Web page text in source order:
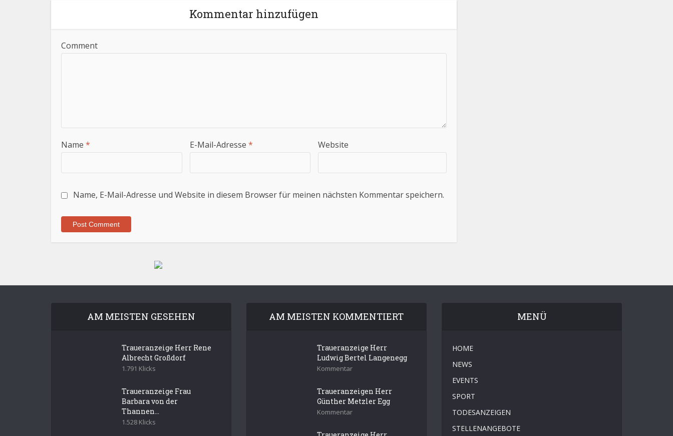
Kommentar hinzufügen
Comment
Name * E-Mail-Adresse * Website
Name, E-Mail-Adresse und Website in diesem Browser für meinen nächsten Kommentar speichern.
AM MEISTEN GESEHEN
Traueranzeige Herr Rene
Albrecht Großdorf
1.791 Klicks
Traueranzeige Frau
Barbara von der
Thannen...
1.528 Klicks
AM MEISTEN KOMMENTIERT
Traueranzeige Herr
Ludwig Bertel Langenegg
Kommentar
Traueranzeigen Herr
Günther Metzler Egg
Kommentar
MENÜ
HOME
NEWS
EVENTS
SPORT
TODESANZEIGEN
STELLENANGEBOTE